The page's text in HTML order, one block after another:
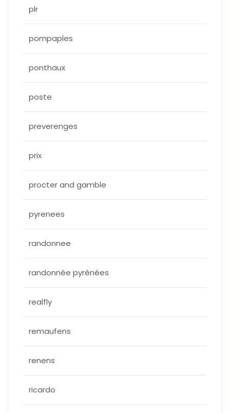
plr
pompaples
ponthaux
poste
preverenges
prix
procter and gamble
pyrenees
randonnee
randonnée pyrénées
realfly
remaufens
renens
ricardo